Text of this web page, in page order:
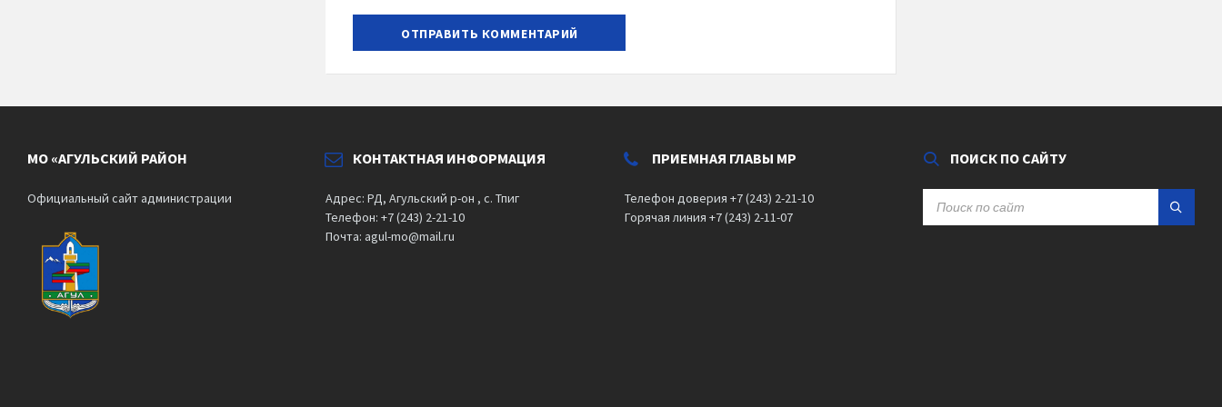
МО «АГУЛЬСКИЙ РАЙОН
Официальный сайт администрации
КОНТАКТНАЯ ИНФОРМАЦИЯ
Адрес: РД, Агульский р-он , с. Тпиг
Телефон: +7 (243) 2-21-10
Почта: agul-mo@mail.ru
ПРИЕМНАЯ ГЛАВЫ МР
Телефон доверия +7 (243) 2-21-10
Горячая линия +7 (243) 2-11-07
ПОИСК ПО САЙТУ